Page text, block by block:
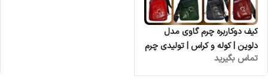
کیف دوکاربره چرم گاوی مدل
دلوین | کوله و کراس | تولیدی چرم
کوروش
تماس بگیرید